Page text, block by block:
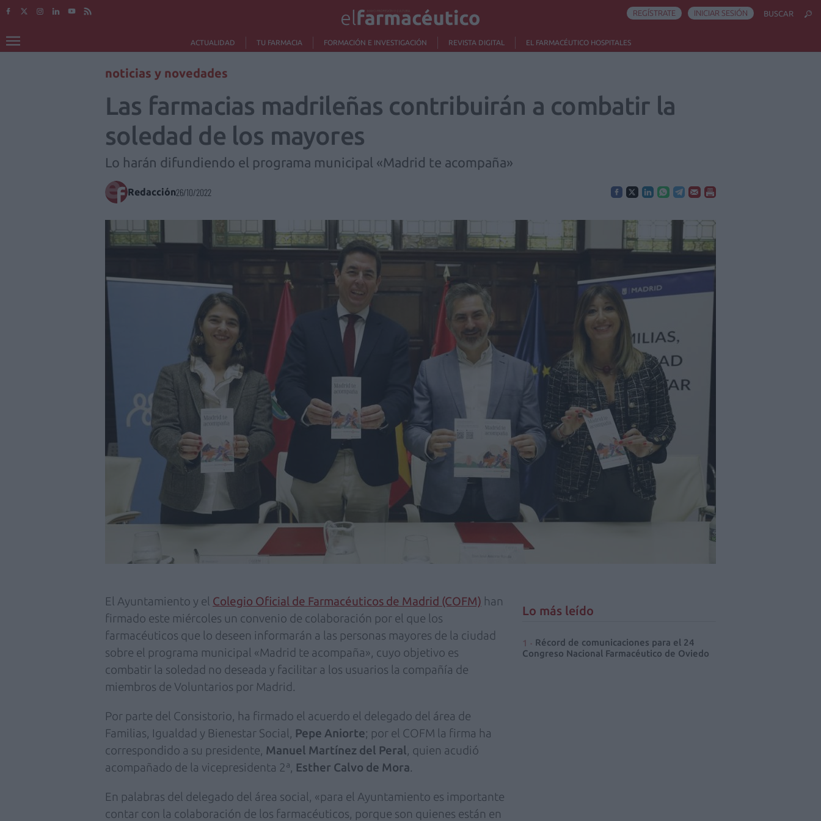
ACTUALIDAD TU FARMACIA FORMACIÓN E INVESTIGACIÓN REVISTA DIGITAL EL FARMACÉUTICO HOSPITALES
REGÍSTRATE INICIAR SESIÓN BUSCAR
noticias y novedades
Las farmacias madrileñas contribuirán a combatir la
soledad de los mayores
Lo harán difundiendo el programa municipal «Madrid te acompaña»
Redacción26/10/2022
El Ayuntamiento y el Colegio Oficial de Farmacéuticos de Madrid (COFM) han
firmado este miércoles un convenio de colaboración por el que los
farmacéuticos que lo deseen informarán a las personas mayores de la ciudad
sobre el programa municipal «Madrid te acompaña», cuyo objetivo es
combatir la soledad no deseada y facilitar a los usuarios la compañía de
miembros de Voluntarios por Madrid.
Por parte del Consistorio, ha firmado el acuerdo el delegado del área de
Familias, Igualdad y Bienestar Social, Pepe Aniorte; por el COFM la firma ha
correspondido a su presidente, Manuel Martínez del Peral, quien acudió
acompañado de la vicepresidenta 2ª, Esther Calvo de Mora.
En palabras del delegado del área social, «para el Ayuntamiento es importante
contar con la colaboración de los farmacéuticos, porque son quienes están en
Lo más leído
Récord de comunicaciones para el 24
Congreso Nacional Farmacéutico de Oviedo